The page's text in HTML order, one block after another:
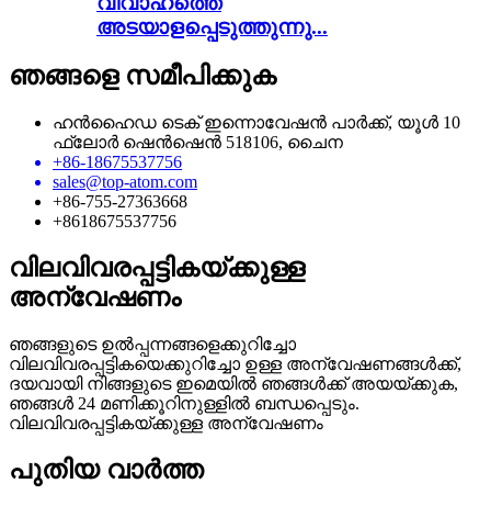
അടയാളപ്പെടുത്തുന്നു...
ഞങ്ങളെ സമീപിക്കുക
ഹൻഹൈഡ ടെക് ഇന്നൊവേഷൻ പാർക്ക്, യൂൾ 10
ഫ്ലോർ ഷെൻഷെൻ 518106, ചൈന
+86-18675537756
sales@top-atom.com
+86-755-27363668
+8618675537756
വിലവിവരപ്പട്ടികയ്ക്കുള്ള
അന്വേഷണം
ഞങ്ങളുടെ ഉൽപ്പന്നങ്ങളെക്കുറിച്ചോ
വിലവിവരപ്പട്ടികയെക്കുറിച്ചോ ഉള്ള അന്വേഷണങ്ങൾക്ക്,
ദയവായി നിങ്ങളുടെ ഇമെയിൽ ഞങ്ങൾക്ക് അയയ്ക്കുക,
ഞങ്ങൾ 24 മണിക്കൂറിനുള്ളിൽ ബന്ധപ്പെടും.
വിലവിവരപ്പട്ടികയ്ക്കുള്ള അന്വേഷണം
പുതിയ വാർത്ത